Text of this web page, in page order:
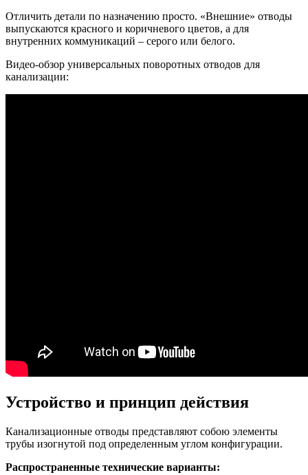
Отличить детали по назначению просто. «Внешние» отводы
выпускаются красного и коричневого цветов, а для
внутренних коммуникаций – серого или белого.
Видео-обзор универсальных поворотных отводов для
канализации:
Устройство и принцип действия
Канализационные отводы представляют собою элементы
трубы изогнутой под определенным углом конфигурации.
Распространенные технические варианты: